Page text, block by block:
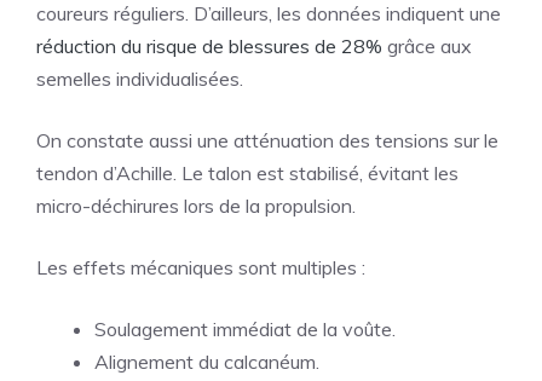
coureurs réguliers. D’ailleurs, les données indiquent une
réduction du risque de blessures de 28% grâce aux
semelles individualisées.
On constate aussi une atténuation des tensions sur le
tendon d’Achille. Le talon est stabilisé, évitant les
micro-déchirures lors de la propulsion.
Les effets mécaniques sont multiples :
Soulagement immédiat de la voûte.
Alignement du calcanéum.